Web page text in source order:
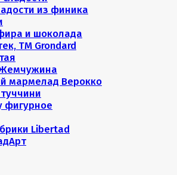
из финика
и шоколада
ТМ Grondard
мармелад Верокко
Libertad